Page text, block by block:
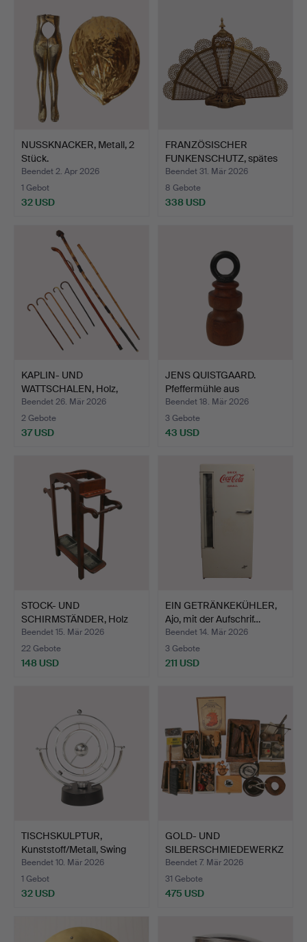
NUSSKNACKER, Metall, 2
Stück.
Beendet 2. Apr 2026
1 Gebot
32 USD
FRANZÖSISCHER
FUNKENSCHUTZ, spätes
19. Jah…
Beendet 31. Mär 2026
8 Gebote
338 USD
KAPLIN- UND
WATTSCHALEN, Holz,
Horngriff, …
Beendet 26. Mär 2026
2 Gebote
37 USD
JENS QUISTGAARD.
Pfeffermühle aus
Teakholz…
Beendet 18. Mär 2026
3 Gebote
43 USD
STOCK- UND
SCHIRMSTÄNDER, Holz
mit Zinkwan…
Beendet 15. Mär 2026
22 Gebote
148 USD
EIN GETRÄNKEKÜHLER,
Ajo, mit der Aufschrif…
Beendet 14. Mär 2026
3 Gebote
211 USD
TISCHSKULPTUR,
Kunststoff/Metall, Swing
Ba…
Beendet 10. Mär 2026
1 Gebot
32 USD
GOLD- UND
SILBERSCHMIEDEWERKZ
EUGE, von ein…
Beendet 7. Mär 2026
31 Gebote
475 USD